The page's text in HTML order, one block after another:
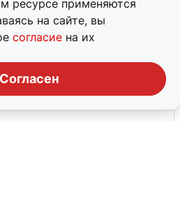
ресурсе применяются
на сайте, вы
согласие на их
Согласен
сообщения о